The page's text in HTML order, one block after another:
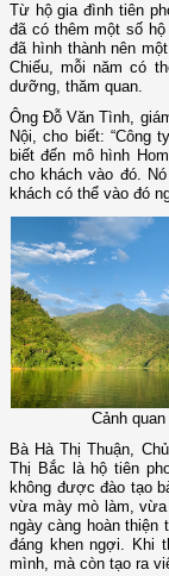
Từ hộ gia đình tiên
đã có thêm một số
đã hình thành nên
Chiếu, mỗi năm có
dưỡng, thăm quan.
Ông Đỗ Văn Tình,
Nội, cho biết: “Công
biết đến mô hình
cho khách vào đó.
khách có thể vào đó
Cảnh
Bà Hà Thị Thuận,
Thị Bắc là hộ tiên
không được đào tạo
vừa mày mò làm,
ngày càng hoàn thiện
đáng khen ngợi. Khi
mình, mà còn tạo ra